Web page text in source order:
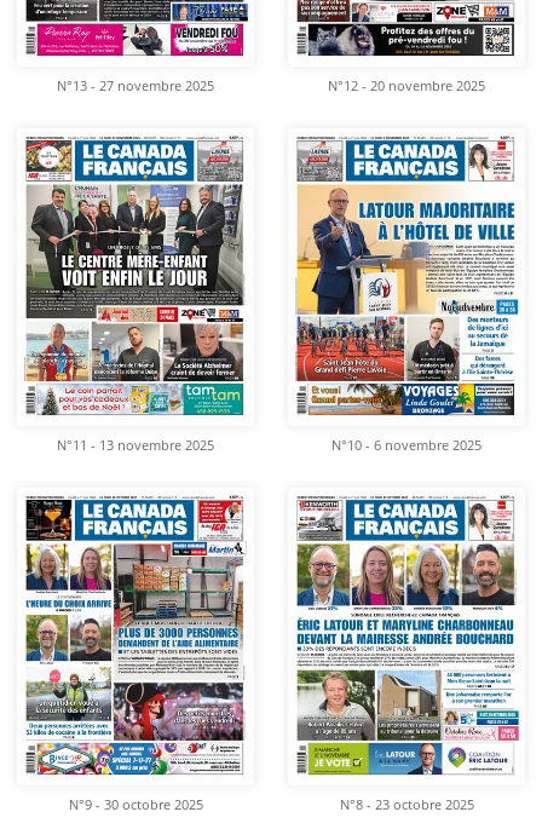
N°13 - 27 novembre 2025 N°12 - 20 novembre 2025
N°11 - 13 novembre 2025 N°10 - 6 novembre 2025
N°9 - 30 octobre 2025 N°8 - 23 octobre 2025